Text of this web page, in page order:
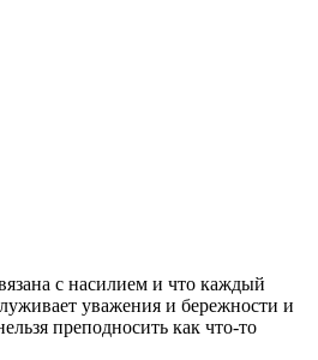
с насилием и что каждый
уважения и бережности и
преподносить как что-то